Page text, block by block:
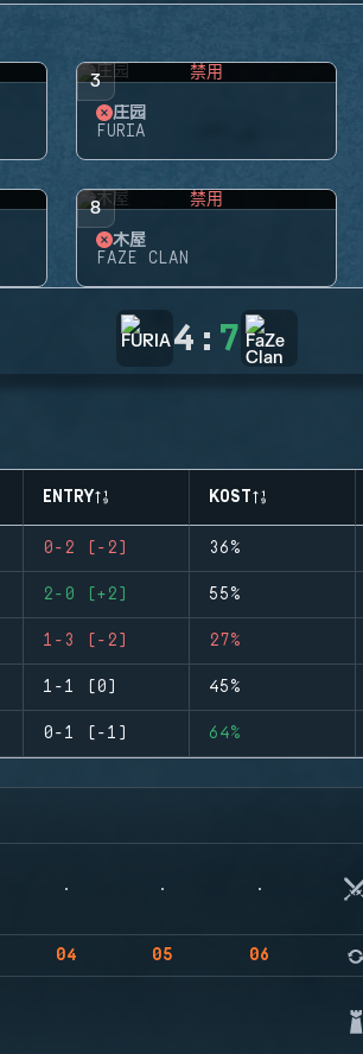
3 禁用
庄园
FURIA
8 禁用
木屋
FAZE CLAN
4 : 7
ENTRY KOST
0-2 (-2) 36%
2-0 (+2) 55%
1-3 (-2) 27%
1-1 (0) 45%
0-1 (-1) 64%
04 05 06